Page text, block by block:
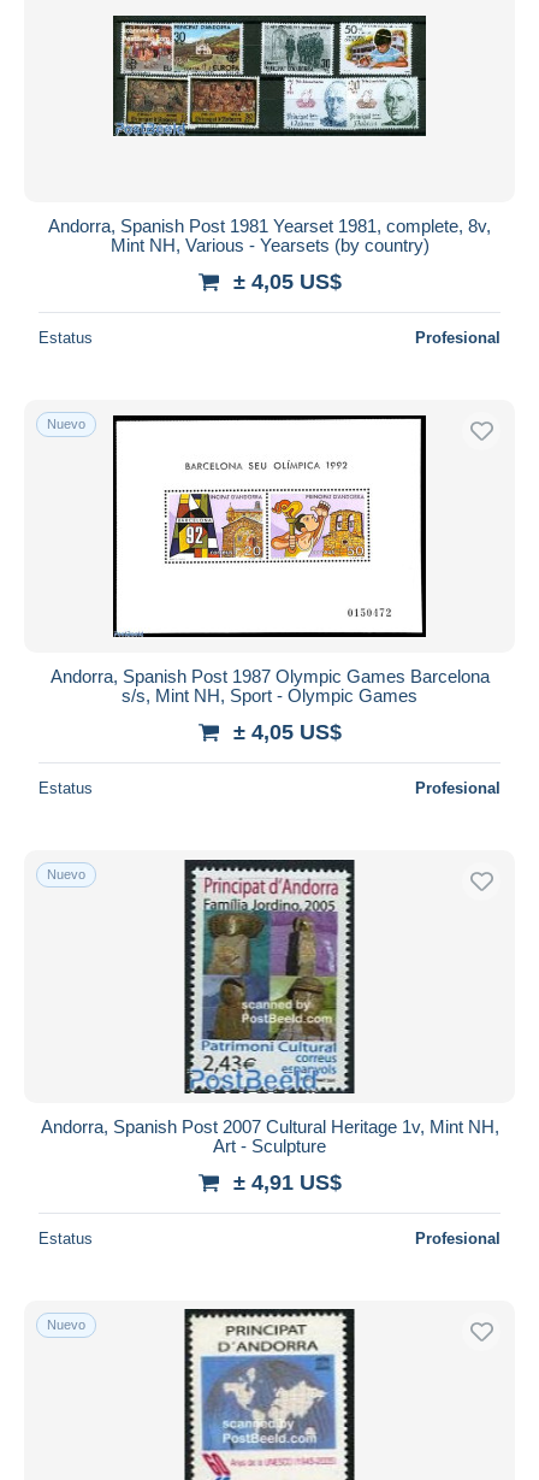
Andorra, Spanish Post 1981 Yearset 1981, complete, 8v,
Mint NH, Various - Yearsets (by country)
± 4,05 US$
Estatus Profesional
Nuevo
Andorra, Spanish Post 1987 Olympic Games Barcelona
s/s, Mint NH, Sport - Olympic Games
± 4,05 US$
Estatus Profesional
Nuevo
Andorra, Spanish Post 2007 Cultural Heritage 1v, Mint NH,
Art - Sculpture
± 4,91 US$
Estatus Profesional
Nuevo